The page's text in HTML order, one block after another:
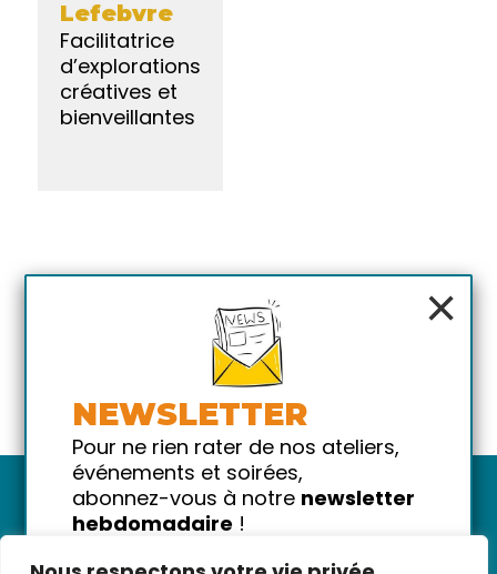
Lefebvre
Facilitatrice
d’explorations
créatives et
bienveillantes
×
NEWSLETTER
Pour ne rien rater de nos ateliers,
événements et soirées,
abonnez-vous à notre newsletter
hebdomadaire !